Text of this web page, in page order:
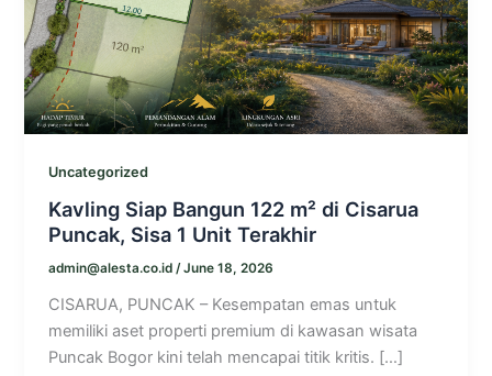
Uncategorized
Kavling Siap Bangun 122 m² di Cisarua
Puncak, Sisa 1 Unit Terakhir
admin@alesta.co.id/June 18, 2026
CISARUA, PUNCAK – Kesempatan emas untuk
memiliki aset properti premium di kawasan wisata
Puncak Bogor kini telah mencapai titik kritis. […]